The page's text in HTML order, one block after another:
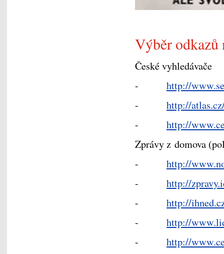
Výběr odkazů
České vyhledávače
- http://
- http://
- http://
Zprávy z domova
- http://
- http://
- http://
- http://
- http://